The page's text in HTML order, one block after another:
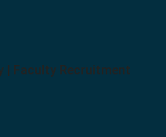
| Faculty Recruitment